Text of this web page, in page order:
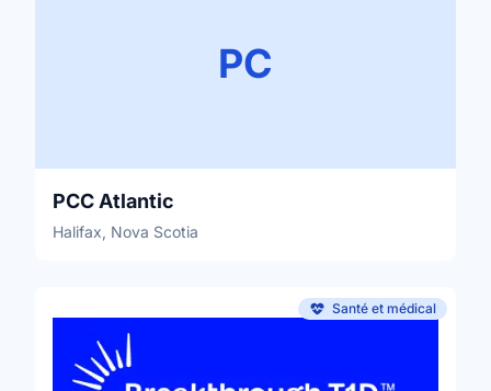
PC
PCC Atlantic
Halifax, Nova Scotia
Santé et médical